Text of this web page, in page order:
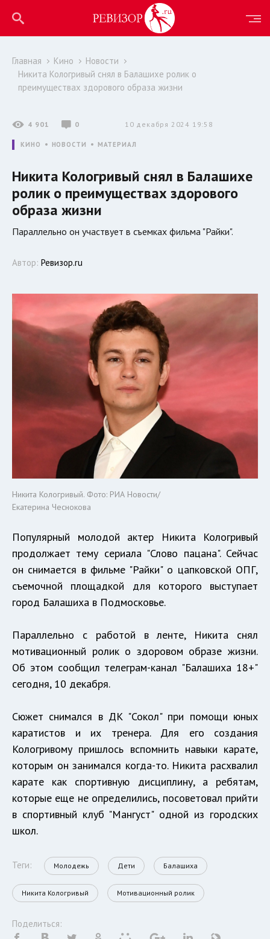
Главная Кино
Новости
Никита Кологривый снял в Балашихе ролик о
преимуществах здорового образа жизни
4 901 0 10 декабря 2024 19:58
КИНО НОВОСТИ МАТЕРИАЛ
Никита Кологривый снял в Балашихе
ролик о преимуществах здорового
образа жизни
Параллельно он участвует в съемках фильма "Райки".
Автор: Ревизор.ru
Никита Кологривый. Фото: РИА Новости/
Екатерина Чеснокова
Популярный молодой актер Никита Кологривый
продолжает тему сериала "Слово пацана". Сейчас
он снимается в фильме "Райки" о цапковской ОПГ,
съемочной площадкой для которого выступает
город Балашиха в Подмосковье.
Параллельно с работой в ленте, Никита снял
мотивационный ролик о здоровом образе жизни.
Об этом сообщил телеграм-канал "Балашиха 18+"
сегодня, 10 декабря.
Сюжет снимался в ДК "Сокол" при помощи юных
каратистов и их тренера. Для его создания
Кологривому пришлось вспомнить навыки карате,
которым он занимался когда-то. Никита расхвалил
карате как спортивную дисциплину, а ребятам,
которые еще не определились, посоветовал прийти
в спортивный клуб "Мангуст" одной из городских
школ.
Теги: Молодежь Дети Балашиха
Никита Кологривый Мотивационный ролик
Поделиться: